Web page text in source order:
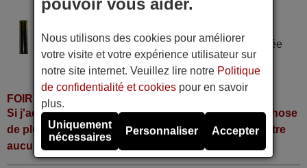
CLASSIC REM 0257
Pile alcaline type AAA LR06 tension 1,5 V utilisée
dans la grande majorité de télécommandes.
FOIRE AUX QUESTIONS
Si j'achète la télécommande, dois-je faire quelque chose
de plus ou fonctionne-t-elle directement sans y mettre
aucun code?
pouvoir vous aider.
Nous utilisons des cookies pour améliorer
votre visite et votre expérience utilisateur sur
notre site internet. Veuillez lire notre Politique
de confidentialité et cookies pour en savoir
plus.
Uniquement
nécessaires
Personnaliser Accepter